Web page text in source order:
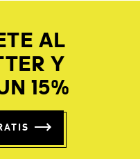
AL
Y
15%